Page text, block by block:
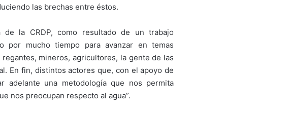
las brechas entre éstos.
la CRDP, como resultado de un trabajo
por mucho tiempo para avanzar en temas
mineros, agricultores, la gente de las
En fin, distintos actores que, con el apoyo de
adelante una metodología que nos permita
nos preocupan respecto al agua”.